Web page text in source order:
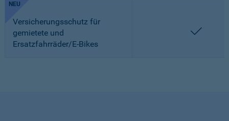
NEU
Versicherungsschutz für
gemietete und
Ersatzfahrräder/E-Bikes